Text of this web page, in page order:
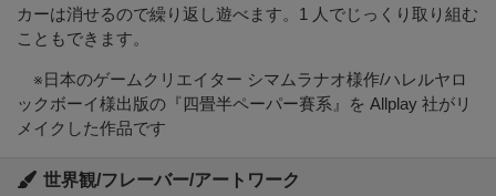
カーは消せるので繰り返し遊べます。1 人でじっくり取り組む
こともできます。
※日本のゲームクリエイター シマムラナオ様作/ハレルヤロ
ックボーイ様出版の『四畳半ペーパー賽系』を Allplay 社がリ
メイクした作品です
世界観/フレーバー/アートワーク